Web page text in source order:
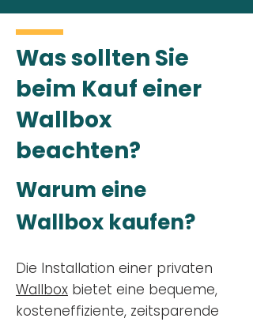
Was sollten Sie
beim Kauf einer
Wallbox
beachten?
Warum eine
Wallbox kaufen?
Die Installation einer privaten
Wallbox bietet eine bequeme,
kosteneffiziente, zeitsparende